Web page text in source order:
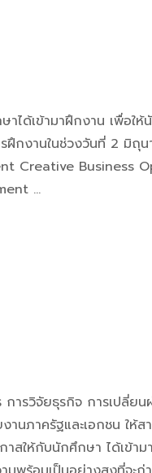
ด้เข้ามาฝึกงาน เพื่อให้
ฝึกงานในช่วงวันที่ 2 มิถุ
Creative Business
…
ารวิจัยธุรกิจ การเปลี่ย
นภาครัฐและเอกชน ให้
ให้กับนักศึกษา ได้เข้าม